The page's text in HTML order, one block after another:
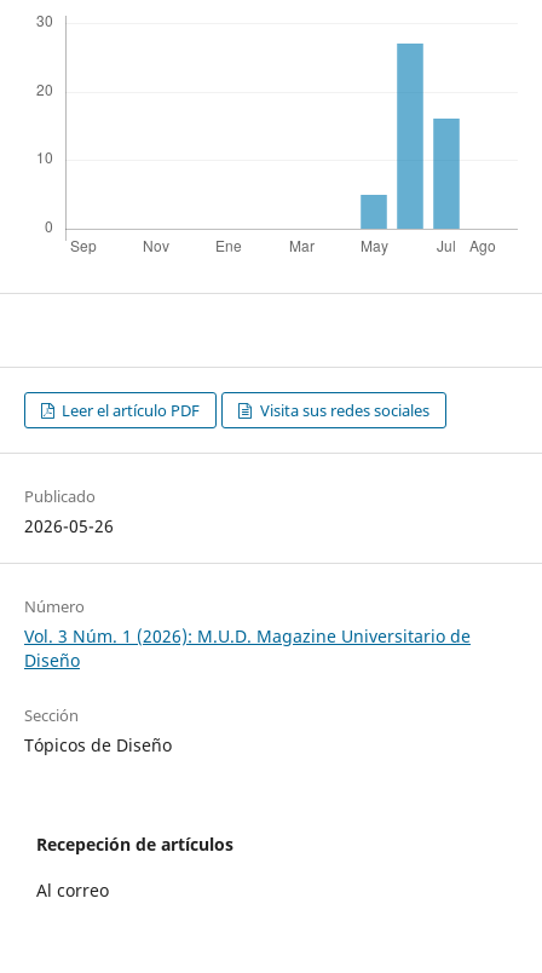
Leer el artículo PDF Visita sus redes sociales
Publicado
2026-05-26
Número
Vol. 3 Núm. 1 (2026): M.U.D. Magazine Universitario de
Diseño
Sección
Tópicos de Diseño
Recepeción de artículos
Al correo